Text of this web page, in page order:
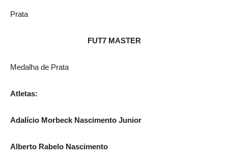
Prata
FUT7 MASTER
Medalha de Prata
Atletas:
Adalício Morbeck Nascimento Junior
Alberto Rabelo Nascimento